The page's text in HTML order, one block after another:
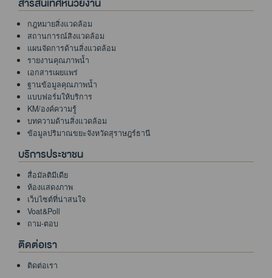
สารสนเทศหน่วยงาน
กฎหมายสิ่งแวดล้อม
สถานการณ์สิงแวดล้อม
แผนจัดการด้านสิ่งแวดล้อม
รายงานคุณภาพน้ำ
เอกสารเผยแพร่
ฐานข้อมูลคุณภาพน้ำ
แบบฟอร์มให้บริการ
KM/องค์ความรู้
บทความด้านสิ่งแวดล้อม
ข้อมูลปริมาณขยะจังหวัดสุราษฎร์ธานี
บริการประชาชน
สื่อมัลติมีเดีย
ห้องแสดงภาพ
เว็บไซต์ที่น่าสนใจ
Voat&Poll
ถาม-ตอบ
ติดต่อเรา
ติดต่อเรา